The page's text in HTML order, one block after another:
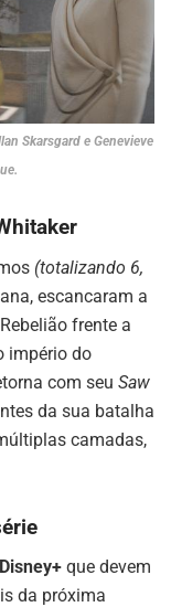
Skarsgard e Genevieve
(totalizando 6,
escancaram a
frente a
império do
com seu Saw
da sua batalha
camadas,
Disney+ que devem
da próxima